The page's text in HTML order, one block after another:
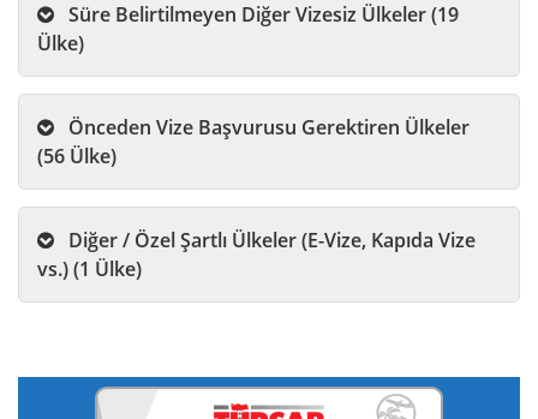
Ülke)
(56 Ülke)
vs.) (1 Ülke)